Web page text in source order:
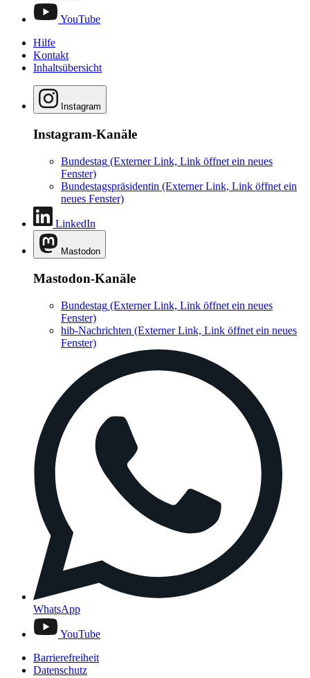
YouTube
Hilfe
Kontakt
Inhaltsübersicht
Instagram
Instagram-Kanäle
Bundestag (Externer Link, Link öffnet ein neues
Fenster)
Bundestagspräsidentin (Externer Link, Link öffnet ein
neues Fenster)
LinkedIn
Mastodon
Mastodon-Kanäle
Bundestag (Externer Link, Link öffnet ein neues
Fenster)
hib-Nachrichten (Externer Link, Link öffnet ein neues
Fenster)
WhatsApp
YouTube
Barrierefreiheit
Datenschutz